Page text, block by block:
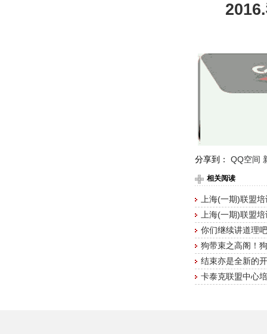
2016.
分享到： QQ空间
相关阅读
上海(一期)联盟
上海(一期)联盟
你们继续讲道理
狗带束之高阁！
结束亦是全新的
卡泰克联盟中心